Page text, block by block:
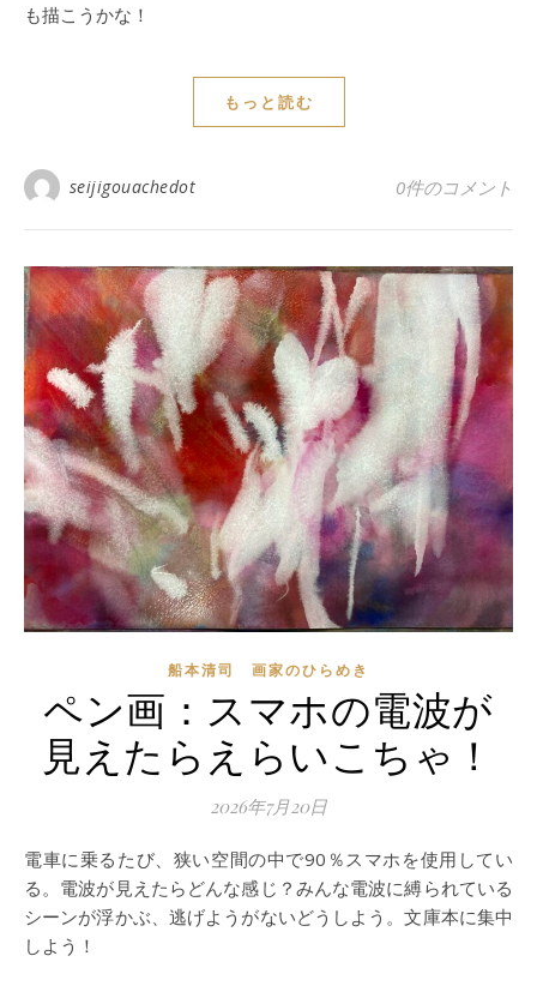
も描こうかな！
もっと読む
seijigouachedot 0件のコメント
船本清司 画家のひらめき
ペン画：スマホの電波が
見えたらえらいこちゃ！
2026年7月20日
電車に乗るたび、狭い空間の中で90％スマホを使用してい
る。電波が見えたらどんな感じ？みんな電波に縛られている
シーンが浮かぶ、逃げようがないどうしよう。文庫本に集中
しよう！